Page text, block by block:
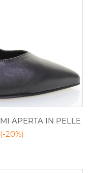
APERTA IN PELLE
(-20%)